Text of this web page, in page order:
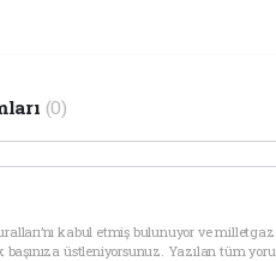
(0)
kabul etmiş bulunuyor ve
başınıza üstleniyorsunuz. Yazılan tüm